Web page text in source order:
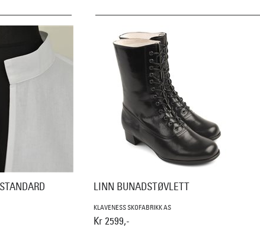
LINN BUNADSTØVLETT
KLAVENESS SKOFABRIKK AS
Kr 2599,-